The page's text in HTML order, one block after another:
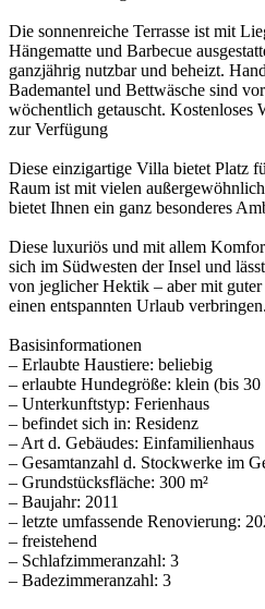
Die sonnenreiche Terrasse ist mit
Hängematte und Barbecue
ganzjährig nutzbar und beheizt.
Bademantel und Bettwäsche sind
wöchentlich getauscht. Kostenloses
zur Verfügung
Diese einzigartige Villa bietet Platz
Raum ist mit vielen
bietet Ihnen ein ganz besonderes
Diese luxuriös und mit allem
sich im Südwesten der Insel und
von jeglicher Hektik – aber mit
einen entspannten Urlaub verbringen.
Basisinformationen
– Erlaubte Haustiere: beliebig
– erlaubte Hundegröße: klein (bis 30
– Unterkunftstyp: Ferienhaus
– befindet sich in: Residenz
– Art d. Gebäudes: Einfamilienhaus
– Gesamtanzahl d. Stockwerke im
– Grundstücksfläche: 300 m²
– Baujahr: 2011
– letzte umfassende Renovierung:
– freistehend
– Schlafzimmeranzahl: 3
– Badezimmeranzahl: 3